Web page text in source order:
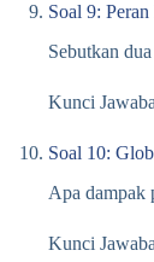
Soal 9:
Sebutkan
Kunci
Soal 10:
Apa dampak
Kunci